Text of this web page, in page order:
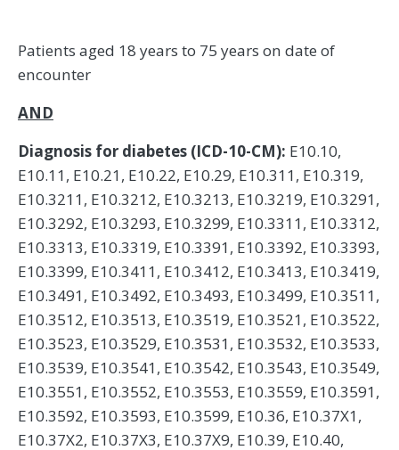
Patients aged 18 years to 75 years on date of
encounter
AND
Diagnosis for diabetes (ICD-10-CM): E10.10,
E10.11, E10.21, E10.22, E10.29, E10.311, E10.319,
E10.3211, E10.3212, E10.3213, E10.3219, E10.3291,
E10.3292, E10.3293, E10.3299, E10.3311, E10.3312,
E10.3313, E10.3319, E10.3391, E10.3392, E10.3393,
E10.3399, E10.3411, E10.3412, E10.3413, E10.3419,
E10.3491, E10.3492, E10.3493, E10.3499, E10.3511,
E10.3512, E10.3513, E10.3519, E10.3521, E10.3522,
E10.3523, E10.3529, E10.3531, E10.3532, E10.3533,
E10.3539, E10.3541, E10.3542, E10.3543, E10.3549,
E10.3551, E10.3552, E10.3553, E10.3559, E10.3591,
E10.3592, E10.3593, E10.3599, E10.36, E10.37X1,
E10.37X2, E10.37X3, E10.37X9, E10.39, E10.40,